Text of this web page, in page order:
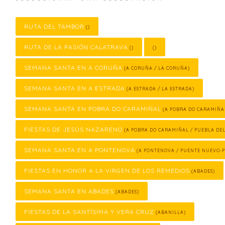
RUTA DEL TAMBOR ()
RUTA DE LA PASIÓN CALATRAVA () ()
SEMANA SANTA EN A CORUÑA (A CORUÑA / LA CORUÑA)
SEMANA SANTA EN A ESTRADA (A ESTRADA / LA ESTRADA)
SEMANA SANTA EN POBRA DO CARAMIÑAL (A POBRA DO
FIESTAS DE JESÚS NAZARENO (A POBRA DO CARAMIÑAL / PUEBLA
SEMANA SANTA EN A PONTENOVA (A PONTENOVA / PUENTE NUEVO-
FIESTAS EN HONOR A LA VIRGEN DE LOS REMEDIOS (ABADES)
SEMANA SANTA EN ABADES (ABADES)
FIESTAS DE LA SANTÍSIMA Y VERA CRUZ (ABANILLA)